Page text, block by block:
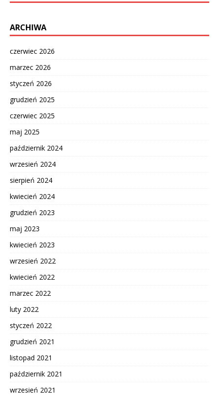
ARCHIWA
czerwiec 2026
marzec 2026
styczeń 2026
grudzień 2025
czerwiec 2025
maj 2025
październik 2024
wrzesień 2024
sierpień 2024
kwiecień 2024
grudzień 2023
maj 2023
kwiecień 2023
wrzesień 2022
kwiecień 2022
marzec 2022
luty 2022
styczeń 2022
grudzień 2021
listopad 2021
październik 2021
wrzesień 2021